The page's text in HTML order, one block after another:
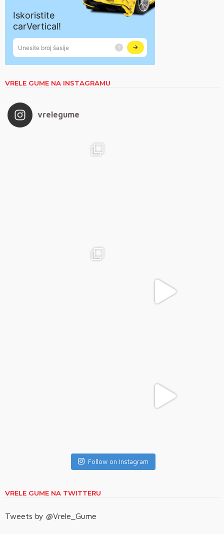
VRELE GUME NA INSTAGRAMU
vrelegume
Follow on Instagram
VRELE GUME NA TWITTERU
Tweets by @Vrele_Gume